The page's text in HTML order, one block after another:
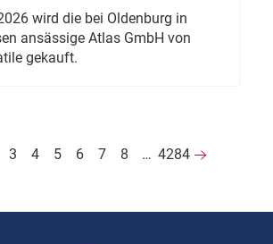
wird die bei Oldenburg in
ansässige Atlas GmbH von
gekauft.
3 4 5 6 7 8 … 4284